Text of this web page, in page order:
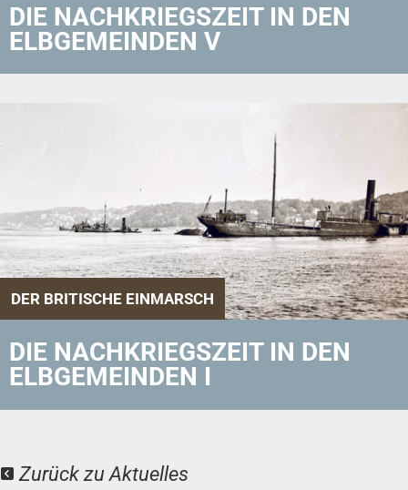
DIE NACHKRIEGSZEIT IN DEN
ELBGEMEINDEN V
DER BRITISCHE EINMARSCH
DIE NACHKRIEGSZEIT IN DEN
ELBGEMEINDEN I
Zurück zu Aktuelles